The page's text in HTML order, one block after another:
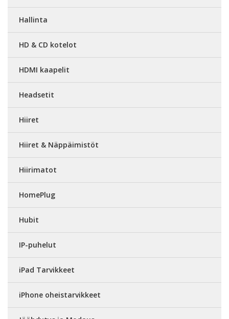
Hallinta
HD & CD kotelot
HDMI kaapelit
Headsetit
Hiiret
Hiiret & Näppäimistöt
Hiirimatot
HomePlug
Hubit
IP-puhelut
iPad Tarvikkeet
iPhone oheistarvikkeet